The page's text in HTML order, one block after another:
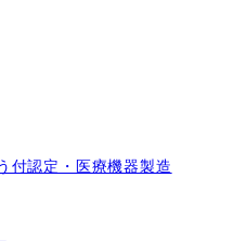
付認定・医療機器製造